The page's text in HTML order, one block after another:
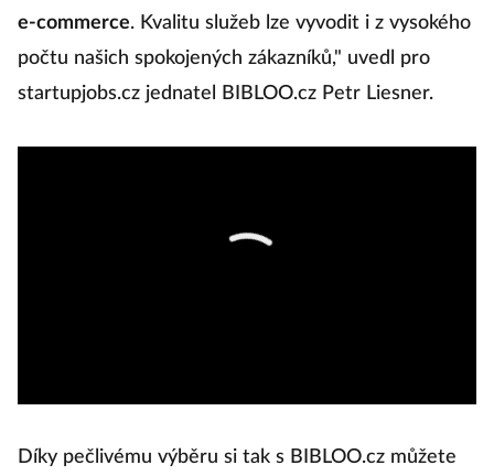
e-commerce. Kvalitu služeb lze vyvodit i z vysokého
počtu našich spokojených zákazníků," uvedl pro
startupjobs.cz jednatel BIBLOO.cz Petr Liesner.
Díky pečlivému výběru si tak s BIBLOO.cz můžete